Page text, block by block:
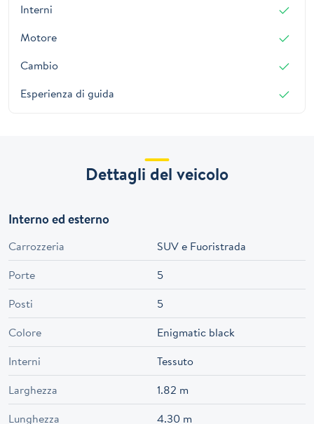
Interni
Motore
Cambio
Esperienza di guida
Dettagli del veicolo
Interno ed esterno
Carrozzeria
SUV e Fuoristrada
Porte
5
Posti
5
Colore
Enigmatic black
Interni
Tessuto
Larghezza
1.82 m
Lunghezza
4.30 m